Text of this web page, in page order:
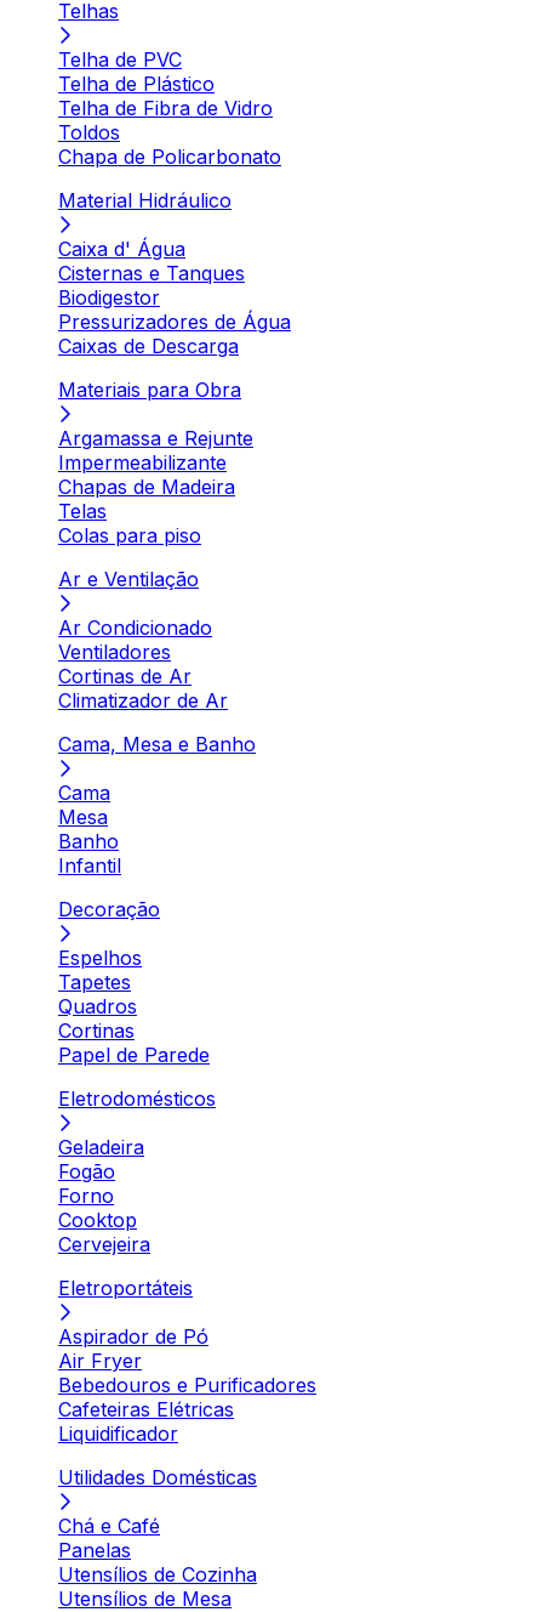
Telhas
Telha de PVC
Telha de Plástico
Telha de Fibra de Vidro
Toldos
Chapa de Policarbonato
Material Hidráulico
Caixa d' Água
Cisternas e Tanques
Biodigestor
Pressurizadores de Água
Caixas de Descarga
Materiais para Obra
Argamassa e Rejunte
Impermeabilizante
Chapas de Madeira
Telas
Colas para piso
Ar e Ventilação
Ar Condicionado
Ventiladores
Cortinas de Ar
Climatizador de Ar
Cama, Mesa e Banho
Cama
Mesa
Banho
Infantil
Decoração
Espelhos
Tapetes
Quadros
Cortinas
Papel de Parede
Eletrodomésticos
Geladeira
Fogão
Forno
Cooktop
Cervejeira
Eletroportáteis
Aspirador de Pó
Air Fryer
Bebedouros e Purificadores
Cafeteiras Elétricas
Liquidificador
Utilidades Domésticas
Chá e Café
Panelas
Utensílios de Cozinha
Utensílios de Mesa